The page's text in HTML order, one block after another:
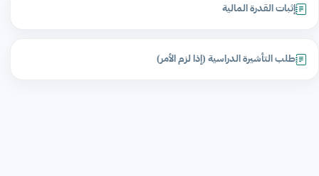
إثبات القدرة المالية
طلب التأشيرة الدراسية (إذا لزم الأمر)